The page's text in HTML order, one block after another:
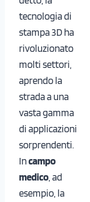
tecnologia di
stampa 3D ha
rivoluzionato
molti settori,
aprendo la
strada a una
vasta gamma
di applicazioni
sorprendenti.
Incampo
medico , ad
esempio, la